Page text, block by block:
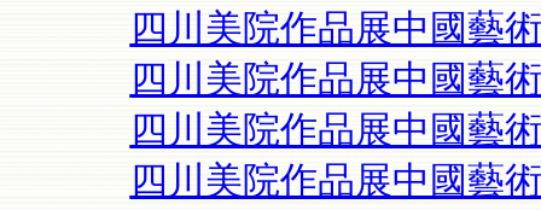
四川美院作品展中國藝
四川美院作品展中國藝
四川美院作品展中國藝
四川美院作品展中國藝